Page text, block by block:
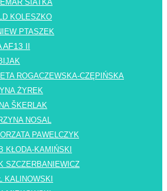
SIATKA
KOLESZKO
PTASZEK
AF13 II
ROGACZEWSKA-CZĘPIŃSKA
ŻYREK
ŠKERLAK
NOSAL
PAWELCZYK
KŁODA-KAMIŃSKI
SZCZERBANIEWICZ
KALINOWSKI